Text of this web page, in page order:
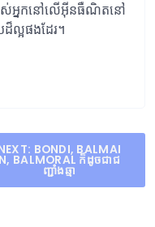
ស់អ្នកនៅលើអ៊ីនធឺណិតនៅ
ល្អផងដែរ។
BONDI, BALMAI
N, BALMORAL ក៏ដូចជាជ
ញ្ជាំងឆ្មា